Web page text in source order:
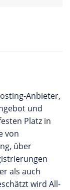
Anbieter,
und
Platz in
von
über
als auch
wird All-